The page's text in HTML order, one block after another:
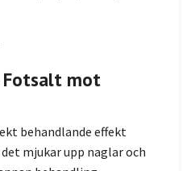
Fotsalt mot
behandlande effekt
mjukar upp naglar och